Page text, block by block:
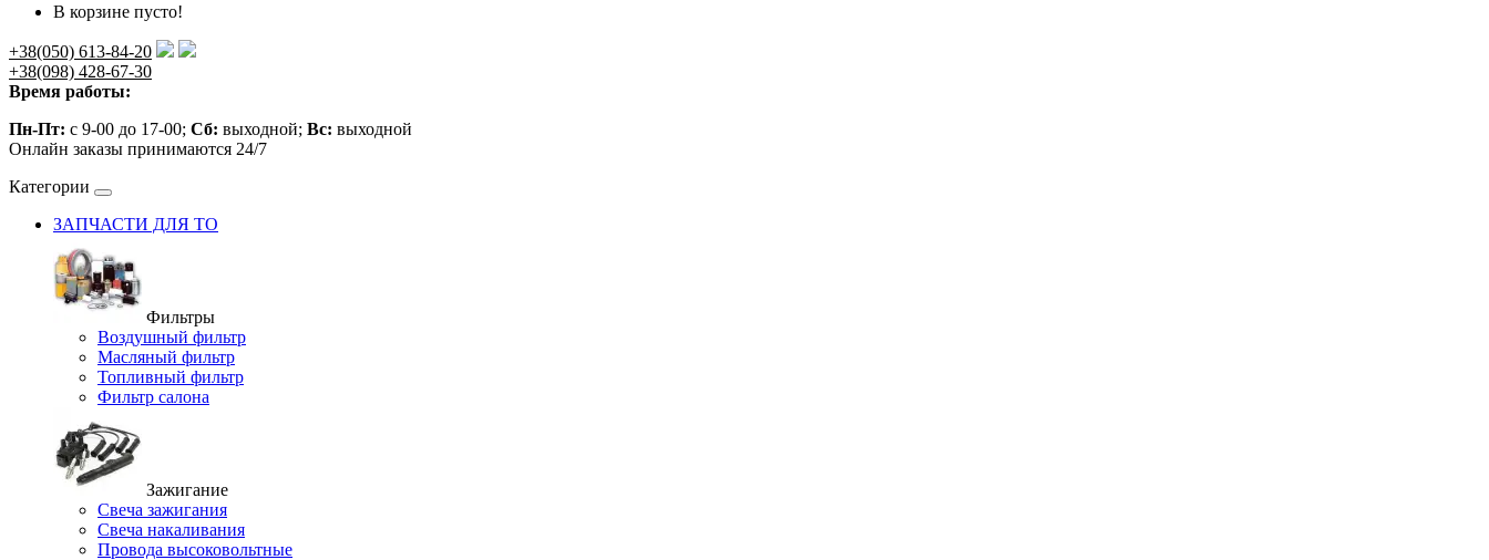
В корзине пусто!
+38(050) 613-84-20
+38(098) 428-67-30
Время работы:
Пн-Пт: с 9-00 до 17-00; Сб: выходной; Вс: выходной
Онлайн заказы принимаются 24/7
Категории
ЗАПЧАСТИ ДЛЯ ТО
Фильтры
Воздушный фильтр
Масляный фильтр
Топливный фильтр
Фильтр салона
Зажигание
Свеча зажигания
Свеча накаливания
Провода высоковольтные